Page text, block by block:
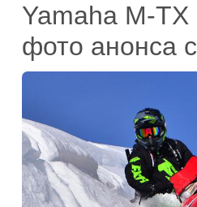
Yamaha M-
фото анонса